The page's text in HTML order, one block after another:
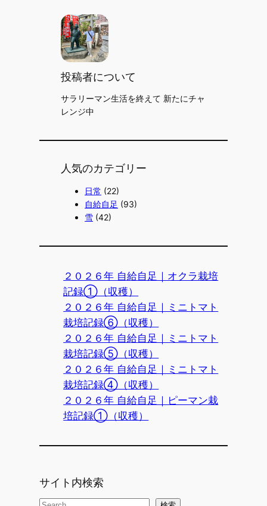
投稿者について
サラリーマン生活を終えて 新たにチャ
レンジ中
人気のカテゴリー
日常 (22)
自給自足 (93)
雪 (42)
２０２６年 自給自足｜オクラ栽培
記録①（収穫）
２０２６年 自給自足｜ミニトマト
栽培記録⑥（収穫）
２０２６年 自給自足｜ミニトマト
栽培記録⑤（収穫）
２０２６年 自給自足｜ミニトマト
栽培記録④（収穫）
２０２６年 自給自足｜ピーマン栽
培記録①（収穫）
サイト内検索